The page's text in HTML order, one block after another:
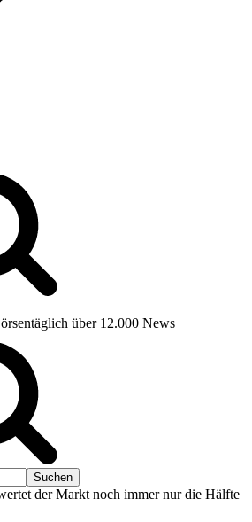
über 12.000 News
der Markt noch immer nur die Hälfte